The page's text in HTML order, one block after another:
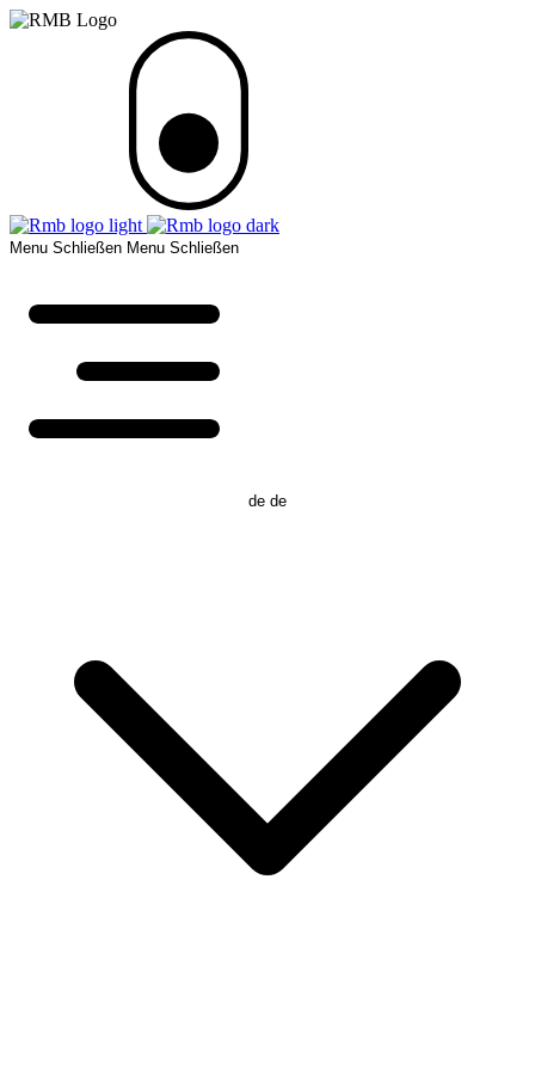
Menu Schließen Menu Schließen
de de